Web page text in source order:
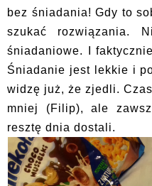
bez śniadania! Gdy to
szukać rozwiązania.
śniadaniowe. I
Śniadanie jest lekkie i
widzę już, że zjedli.
mniej (Filip), ale
resztę dnia dostali.